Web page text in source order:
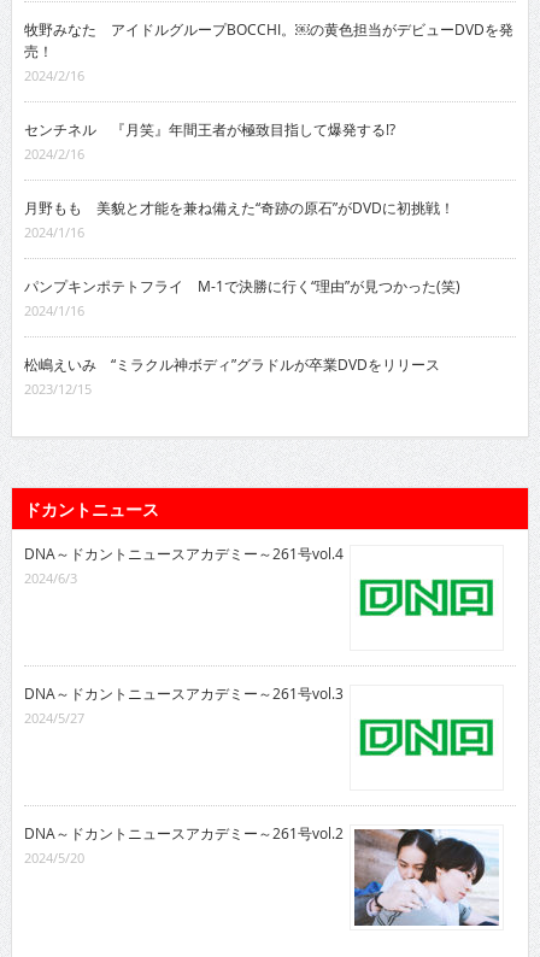
牧野みなた アイドルグループBOCCHI。￼の黄色担当がデビューDVDを発
売！
2024/2/16
センチネル 『月笑』年間王者が極致目指して爆発する!?
2024/2/16
月野もも 美貌と才能を兼ね備えた“奇跡の原石”がDVDに初挑戦！
2024/1/16
パンプキンポテトフライ M-1で決勝に行く“理由”が見つかった(笑)
2024/1/16
松嶋えいみ “ミラクル神ボディ”グラドルが卒業DVDをリリース
2023/12/15
ドカントニュース
DNA～ドカントニュースアカデミー～261号vol.4
2024/6/3
DNA～ドカントニュースアカデミー～261号vol.3
2024/5/27
DNA～ドカントニュースアカデミー～261号vol.2
2024/5/20